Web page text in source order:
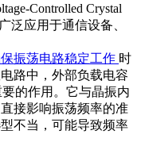
Controlled Crystal
泛应用于通信设备、
振荡电路稳定工作 时
路中，外部负载电容
要的作用。它与晶振内
接影响振荡频率的准
不当，可能导致频率